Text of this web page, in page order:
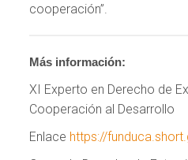
cooperación”.
Más información:
XI Experto en Derecho de
Cooperación al Desarrollo
Enlace https://